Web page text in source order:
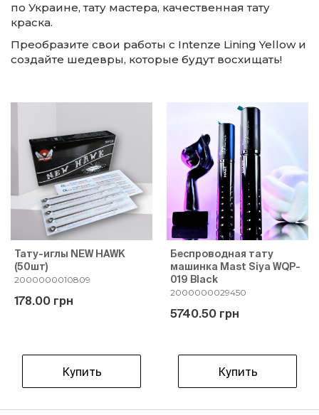
по Украине, тату мастера, качественная тату
краска.
Преобразите свои работы с Intenze Lining Yellow и
создайте шедевры, которые будут восхищать!
Тату-иглы NEW HAWK
(50шт)
2000000010809
178.00 грн
Купить
Беспроводная тату
машинка Mast Siya WQP-
019 Black
2000000029450
5740.50 грн
Купить